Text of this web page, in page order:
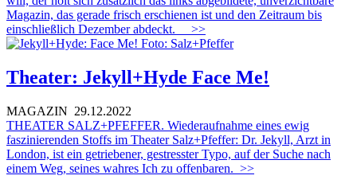
Magazin, das gerade frisch erschienen ist und den Zeitraum bis
einschließlich Dezember abdeckt.
>>
Theater: Jekyll+Hyde Face Me!
MAGAZIN 29.12.2022
THEATER SALZ+PFEFFER. Wiederaufnahme eines ewig
faszinierenden Stoffs im Theater Salz+Pfeffer: Dr. Jekyll, Arzt in
London, ist ein getriebener, gestresster Typo, auf der Suche nach
einem Weg, seines wahres Ich zu offenbaren. >>